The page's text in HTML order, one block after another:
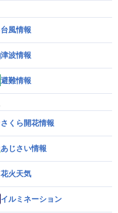
台風情報
津波情報
避難情報
さくら開花情報
あじさい情報
花火天気
イルミネーション